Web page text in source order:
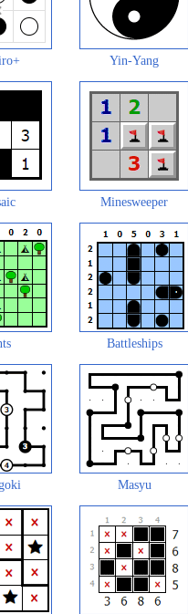
Yin-Yang
Minesweeper
Battleships
Masyu